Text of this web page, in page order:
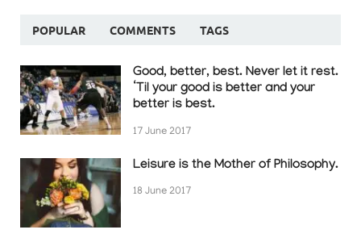
POPULAR COMMENTS TAGS
Good, better, best. Never let it rest.
‘Til your good is better and your
better is best.
17 June 2017
Leisure is the Mother of Philosophy.
18 June 2017